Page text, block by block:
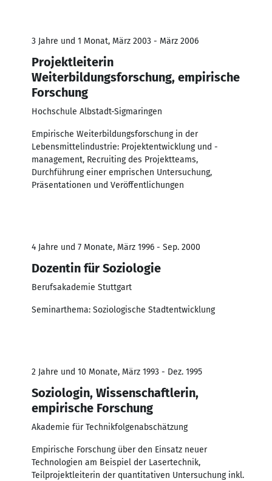
3 Jahre und 1 Monat, März 2003 - März 2006
Projektleiterin
Weiterbildungsforschung, empirische
Forschung
Hochschule Albstadt-Sigmaringen
Empirische Weiterbildungsforschung in der
Lebensmittelindustrie: Projektentwicklung und -
management, Recruiting des Projektteams,
Durchführung einer emprischen Untersuchung,
Präsentationen und Veröffentlichungen
4 Jahre und 7 Monate, März 1996 - Sep. 2000
Dozentin für Soziologie
Berufsakademie Stuttgart
Seminarthema: Soziologische Stadtentwicklung
2 Jahre und 10 Monate, März 1993 - Dez. 1995
Soziologin, Wissenschaftlerin,
empirische Forschung
Akademie für Technikfolgenabschätzung
Empirische Forschung über den Einsatz neuer
Technologien am Beispiel der Lasertechnik,
Teilprojektleiterin der quantitativen Untersuchung inkl.